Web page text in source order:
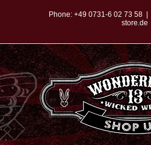
springen
Phone: +49 0731-6 02 73 58
store.de